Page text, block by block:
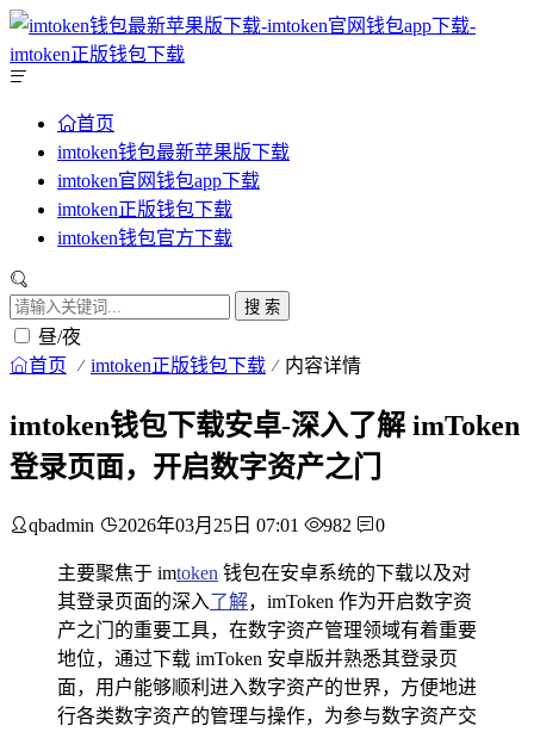
首页
imtoken钱包最新苹果版下载
imtoken官网钱包app下载
imtoken正版钱包下载
imtoken钱包官方下载
搜 索
昼/夜
首页 imtoken正版钱包下载 内容详情
imtoken钱包下载安卓-深入了解 imToken
登录页面，开启数字资产之门
qbadmin 2026年03月25日 07:01 982 0
主要聚焦于 imtoken 钱包在安卓系统的下载以及对
其登录页面的深入了解，imToken 作为开启数字资
产之门的重要工具，在数字资产管理领域有着重要
地位，通过下载 imToken 安卓版并熟悉其登录页
面，用户能够顺利进入数字资产的世界，方便地进
行各类数字资产的管理与操作，为参与数字资产交